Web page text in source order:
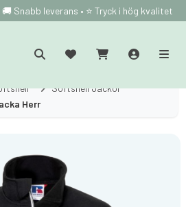
Snabb leverans • ⭐ Tryck i hög kvalitet
Softshell Jackor
Herr